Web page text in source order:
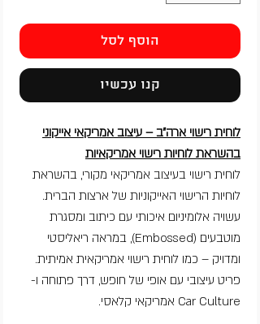
הוסף לסל
קנו עכשיו
לוחית רישוי ארה״ב – עיצוב אמריקאי אייקוני
בהשראת לוחיות רישוי אמריקאיות
לוחית רישוי בעיצוב אמריקאי מקורי, בהשראת
לוחיות הרישוי האייקוניות של ארצות הברית.
עשויה אלומיניום איכותי עם כיתוב ומסגרת
מוטבעים (Embossed), במראה ריאליסטי
ומדויק – כמו לוחית רישוי אמריקאית אמיתית.
פריט עיצובי עם אופי של חופש, דרך פתוחה ו-
Car Culture אמריקאי קלאסי.